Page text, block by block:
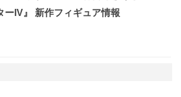
ーIV』 新作フィギュア情報